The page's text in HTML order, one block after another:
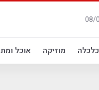
כלכלה מוזיקה אוכל